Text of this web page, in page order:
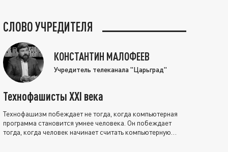
СЛОВО УЧРЕДИТЕЛЯ
КОНСТАНТИН МАЛОФЕЕВ
Учредитель телеканала "Царьград"
Технофашисты XXI века
Технофашизм побеждает не тогда, когда компьютерная
программа становится умнее человека. Он побеждает
тогда, когда человек начинает считать компьютерную